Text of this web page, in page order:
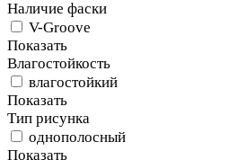
Наличие фаски
V-Groove
Показать
Влагостойкость
влагостойкий
Показать
Тип рисунка
однополосный
Показать